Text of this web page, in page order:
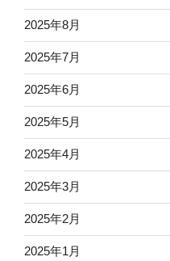
2025年8月
2025年7月
2025年6月
2025年5月
2025年4月
2025年3月
2025年2月
2025年1月